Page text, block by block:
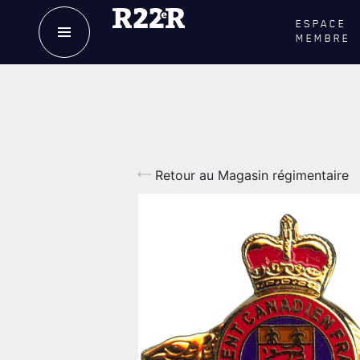
ESPACE
MEMBRE
DISTINCTIONS HONORIFIQUES
LES
Retour au Magasin régimentaire